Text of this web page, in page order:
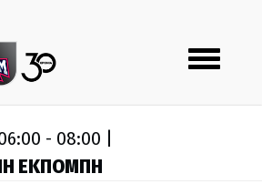
Toggle
navigation
- 08:00 |
ΕΚΠΟΜΠΗ